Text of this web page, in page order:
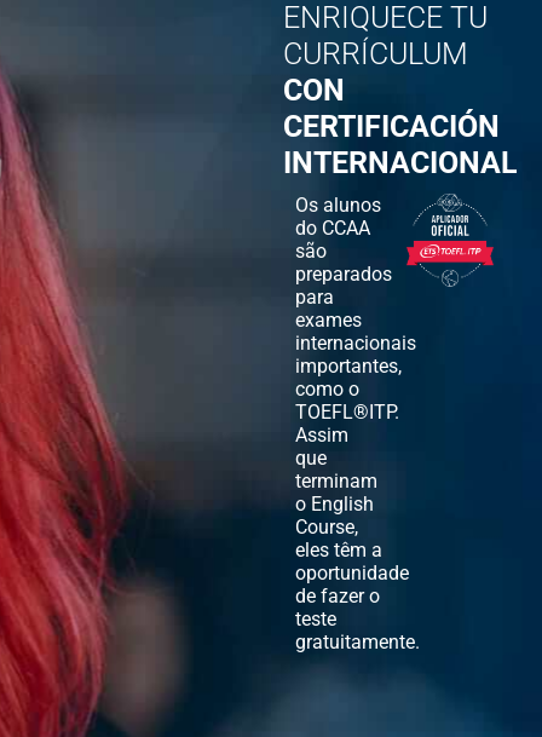
ENRIQUECE TU
CURRÍCULUM
CON
CERTIFICACIÓN
INTERNACIONAL
Os alunos
do CCAA
são
preparados
para
exames
internacionais
importantes,
como o
TOEFL®ITP.
Assim
que
terminam
o English
Course,
eles têm a
oportunidade
de fazer o
teste
gratuitamente.